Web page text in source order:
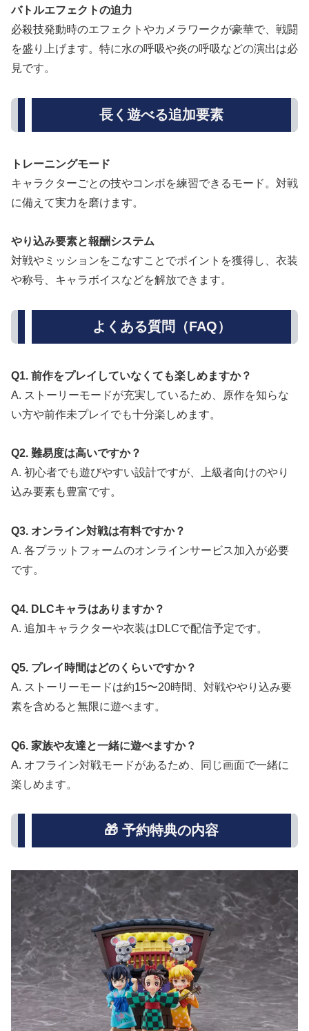
バトルエフェクトの迫力
必殺技発動時のエフェクトやカメラワークが豪華で、戦闘
を盛り上げます。特に水の呼吸や炎の呼吸などの演出は必
見です。
長く遊べる追加要素
トレーニングモード
キャラクターごとの技やコンボを練習できるモード。対戦
に備えて実力を磨けます。
やり込み要素と報酬システム
対戦やミッションをこなすことでポイントを獲得し、衣装
や称号、キャラボイスなどを解放できます。
よくある質問（FAQ）
Q1. 前作をプレイしていなくても楽しめますか？
A. ストーリーモードが充実しているため、原作を知らな
い方や前作未プレイでも十分楽しめます。
Q2. 難易度は高いですか？
A. 初心者でも遊びやすい設計ですが、上級者向けのやり
込み要素も豊富です。
Q3. オンライン対戦は有料ですか？
A. 各プラットフォームのオンラインサービス加入が必要
です。
Q4. DLCキャラはありますか？
A. 追加キャラクターや衣装はDLCで配信予定です。
Q5. プレイ時間はどのくらいですか？
A. ストーリーモードは約15〜20時間、対戦ややり込み要
素を含めると無限に遊べます。
Q6. 家族や友達と一緒に遊べますか？
A. オフライン対戦モードがあるため、同じ画面で一緒に
楽しめます。
🎁 予約特典の内容